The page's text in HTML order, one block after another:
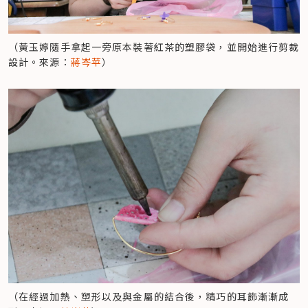
（黃玉婷隨手拿起一旁原本裝著紅茶的塑膠袋，並開始進行剪裁
設計。來源： 蔣岑苹）
（在經過加熱、塑形以及與金屬的結合後，精巧的耳飾漸漸成